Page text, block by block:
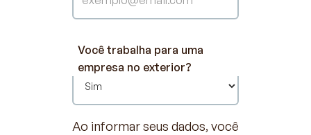
Você trabalha para uma
empresa no exterior?
Ao informar seus dados, você